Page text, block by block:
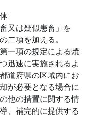
又は疑似患畜」を
二項を加える。
一項の規定による焼
迅速に実施されるよ
道府県の区域内にお
が必要となる場合に
他の措置に関する情
、補完的に提供する